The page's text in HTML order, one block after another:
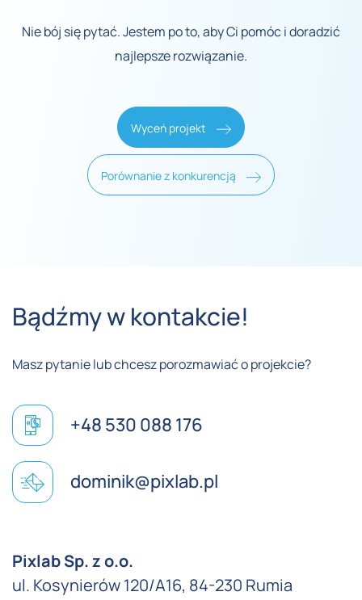
Nie bój się pytać. Jestem po to, aby Ci pomóc i doradzić
najlepsze rozwiązanie.
Wyceń projekt
Porównanie z konkurencją
Bądźmy w kontakcie!
Masz pytanie lub chcesz porozmawiać o projekcie?
+48 530 088 176
dominik@pixlab.pl
Pixlab Sp. z o.o.
ul. Kosynierów 120/A16, 84-230 Rumia